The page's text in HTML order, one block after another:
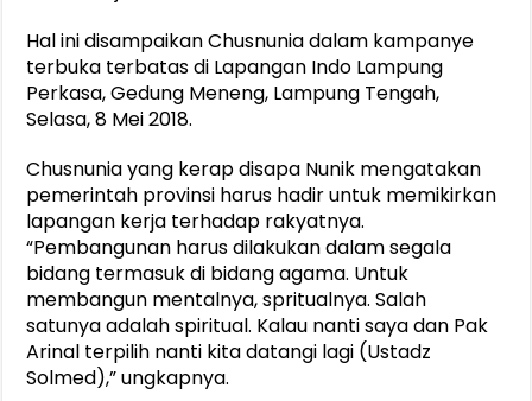
Hal ini disampaikan Chusnunia dalam kampanye
terbuka terbatas di Lapangan Indo Lampung
Perkasa, Gedung Meneng, Lampung Tengah,
Selasa, 8 Mei 2018.
Chusnunia yang kerap disapa Nunik mengatakan
pemerintah provinsi harus hadir untuk memikirkan
lapangan kerja terhadap rakyatnya.
“Pembangunan harus dilakukan dalam segala
bidang termasuk di bidang agama. Untuk
membangun mentalnya, spritualnya. Salah
satunya adalah spiritual. Kalau nanti saya dan Pak
Arinal terpilih nanti kita datangi lagi (Ustadz
Solmed),” ungkapnya.